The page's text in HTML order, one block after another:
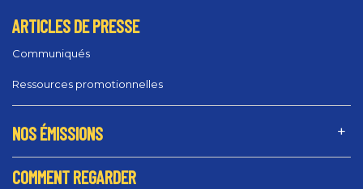
ARTICLES DE PRESSE
Communiqués
Ressources promotionnelles
NOS ÉMISSIONS
COMMENT REGARDER